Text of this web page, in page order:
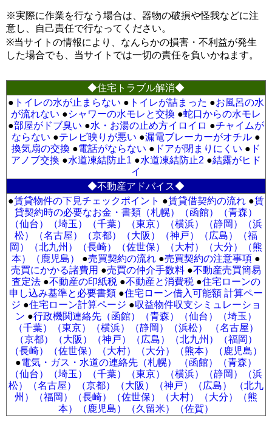
※実際に作業を行なう場合は、器物の破損や怪我などに注
意し、自己責任で行なってください。
※当サイトの情報により、なんらかの損害・不利益が発生
した場合でも、当サイトでは一切の責任を負いかねます。
◆住宅トラブル解消◆
● トイレの水が止まらない ● トイレが詰まった ●お風呂の水
が流れない ●シャワーの水モレと交換 ●蛇口からの水モレ
●部屋がドブ臭い ●水・お湯の止め方イロイロ ●チャイムが
ならない ●テレビ映りが悪い ●漏電ブレーカーがオチル ●
換気扇の交換 ●電話がならない ● ドアが閉まりにくい ● ド
アノブ交換 ●水道凍結防止1 ●水道凍結防止2 ●結露がヒド
イ
◆不動産アドバイス◆
●賃貸物件の下見チェックポイント ●賃貸借契約の流れ ●賃
貸契約時の必要なお金・書類（札幌）
（函館）
（青森）
（仙台）
（埼玉） （千葉） （東京） （横浜） （静岡）
（浜
松）
（名古屋） （京都） （大阪） （神戸） （広島）
（福
岡）
（北九州） （長崎） （佐世保） （大村） （大分）
（熊
本）
（鹿児島） ●売買契約の流れ ●売買契約の注意事項 ●
売買にかかる諸費用 ●売買の仲介手数料 ●不動産売買簡易
査定法 ●不動産の印紙税 ●不動産と消費税 ●住宅ローンの
申し込み基準と必要書類 ●住宅ローン借入可能額 計算ペー
ジ ●住宅ローン計算ページ ●収益物件収支シミュレーショ
ン ●行政機関連絡先（函館） （青森） （仙台）
（埼玉）
（千葉）
（東京） （横浜） （静岡） （浜松）
（名古屋）
（京都）
（大阪） （神戸） （広島） （北九州）
（福岡）
（長崎）
（佐世保） （大村） （大分） （熊本）
（鹿児島）
●電気・ガス・水道の連絡先（札幌） （函館）
（青森）
（仙台）
（埼玉） （千葉） （東京） （横浜） （静岡）
（浜
松）
（名古屋） （京都） （大阪） （神戸） （広島）
（北九
州）
（福岡） （長崎） （佐世保） （大村） （大分）
（熊
本）
（鹿児島） （久留米） （佐賀）